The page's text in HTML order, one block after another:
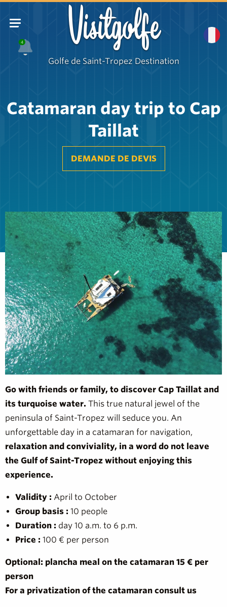
4 Visitgolfe
Golfe de Saint-Tropez Destination
Catamaran day trip to Cap
Taillat
DEMANDE DE DEVIS
Go with friends or family, to discover Cap Taillat and
its turquoise water. This true natural jewel of the
peninsula of Saint-Tropez will seduce you. An
unforgettable day in a catamaran for navigation,
relaxation and conviviality, in a word do not leave
the Gulf of Saint-Tropez without enjoying this
experience.
Validity : April to October
Group basis : 10 people
Duration : day 10 a.m. to 6 p.m.
Price : 100 € per person
Optional: plancha meal on the catamaran 15 € per
person
For a privatization of the catamaran consult us